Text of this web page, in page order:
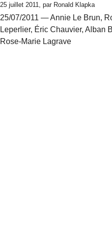
25 juillet 2011, par Ronald Klapka
25/07/2011 — Annie Le Brun,
Leperlier, Éric Chauvier, Alban
Rose-Marie Lagrave